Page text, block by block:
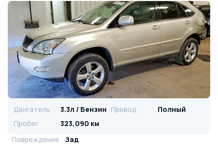
Двигатель 3.3л / Бензин Привод
Полный
Пробег
323,090 км
Повреждение
Зад